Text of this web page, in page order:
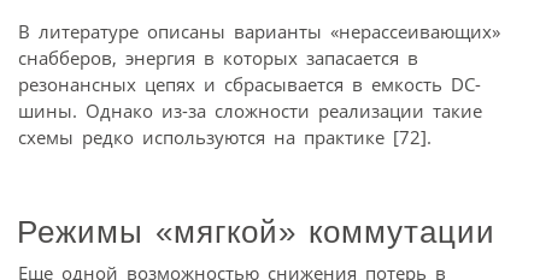
В литературе описаны варианты «нерассеивающих»
снабберов, энергия в которых запасается в
резонансных цепях и сбрасывается в емкость DC-
шины. Однако из-за сложности реализации такие
схемы редко используются на практике [72].
Режимы «мягкой» коммутации
Еще одной возможностью снижения потерь в